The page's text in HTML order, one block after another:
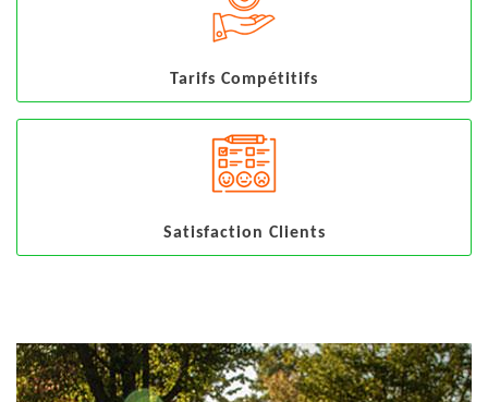
Tarifs Compétitifs
Satisfaction Clients